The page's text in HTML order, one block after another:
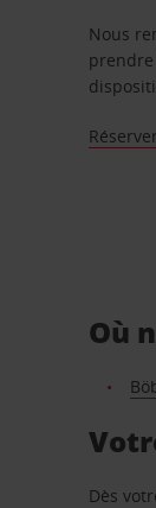
Nous
Où
Dès